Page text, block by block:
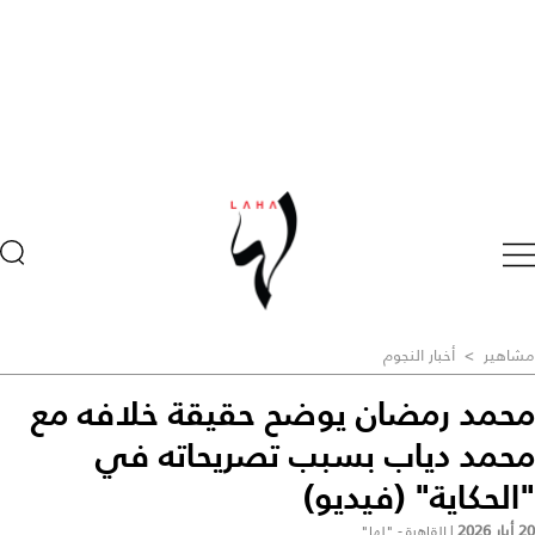
مشاهير > أخبار النجوم
محمد رمضان يوضح حقيقة خلافه مع
محمد دياب بسبب تصريحاته في
"الحكاية" (فيديو)